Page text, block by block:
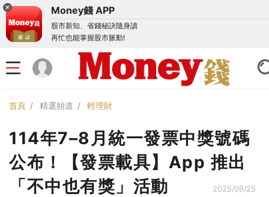
Money錢 APP
股市新知、省錢秘訣隨身讀
再忙也能掌握股市脈動!
首頁 精選頻道 輕理財
114年7–8月統一發票中獎號碼
公布！【發票載具】App 推出
「不中也有獎」活動
2025/09/25